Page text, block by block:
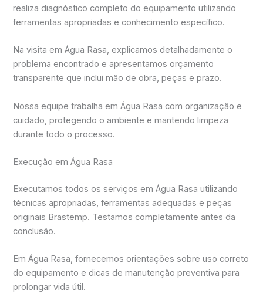
realiza diagnóstico completo do equipamento utilizando
ferramentas apropriadas e conhecimento específico.
Na visita em Água Rasa, explicamos detalhadamente o
problema encontrado e apresentamos orçamento
transparente que inclui mão de obra, peças e prazo.
Nossa equipe trabalha em Água Rasa com organização e
cuidado, protegendo o ambiente e mantendo limpeza
durante todo o processo.
Execução em Água Rasa
Executamos todos os serviços em Água Rasa utilizando
técnicas apropriadas, ferramentas adequadas e peças
originais Brastemp. Testamos completamente antes da
conclusão.
Em Água Rasa, fornecemos orientações sobre uso correto
do equipamento e dicas de manutenção preventiva para
prolongar vida útil.